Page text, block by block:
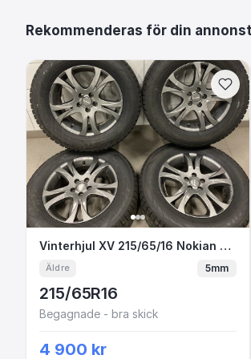
Rekommenderas för din
Vinterhjul XV 215/65/16Vinterhjul XV 215/65/16 Nokian Hakka R2
Äldre 5mm
215/65R16
Begagnade - bra skick
4 900 kr